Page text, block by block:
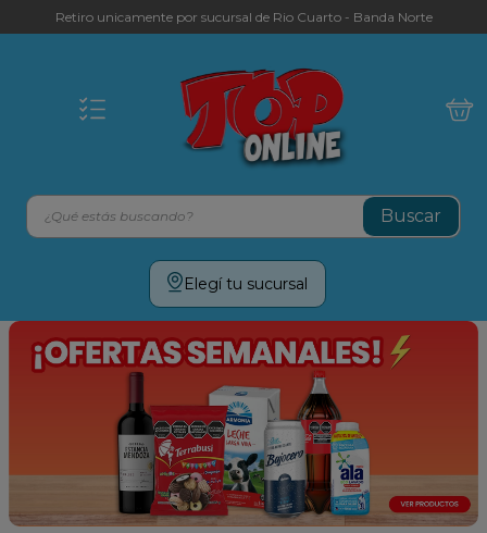
Retiro unicamente por sucursal de Rio Cuarto - Banda Norte
¿Qué estás buscando?
Elegí tu sucursal
Términos más buscados
yerba